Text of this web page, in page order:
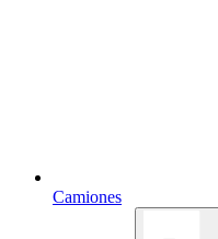
Camiones